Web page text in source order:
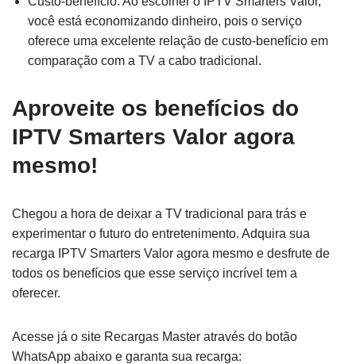
você está economizando dinheiro, pois o serviço
oferece uma excelente relação de custo-benefício em
comparação com a TV a cabo tradicional.
Aproveite os benefícios do
IPTV Smarters Valor agora
mesmo!
Chegou a hora de deixar a TV tradicional para trás e
experimentar o futuro do entretenimento. Adquira sua
recarga IPTV Smarters Valor agora mesmo e desfrute de
todos os benefícios que esse serviço incrível tem a
oferecer.
Acesse já o site Recargas Master através do botão
WhatsApp abaixo e garanta sua recarga: